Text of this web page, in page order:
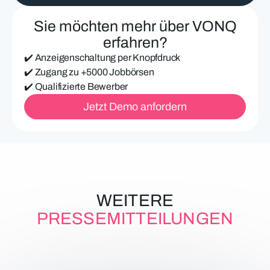
h
a
i
l
A
d
Sie möchten mehr über VONQ
erfahren?
✔️ Anzeigenschaltung per Knopfdruck
✔️ Zugang zu +5000 Jobbörsen
✔️ Qualifizierte Bewerber
Jetzt Demo anfordern
WEITERE
PRESSEMITTEILUNGEN